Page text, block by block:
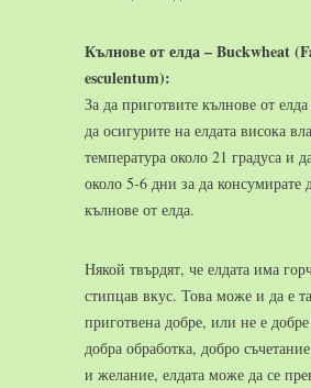
Кълнове от елда – Buckwheat
esculentum):
За да приготвите кълнове от
да осигурите на елдата висока
температура около 21 градуса и
около 5-6 дни за да
кълнове от елда.
Някой твърдят, че елдата има
стипцав вкус. Това може и да е
приготвена добре, или не е
добра обработка, добро
и желание, елдата може да се